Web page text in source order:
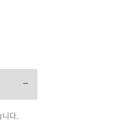
니다.